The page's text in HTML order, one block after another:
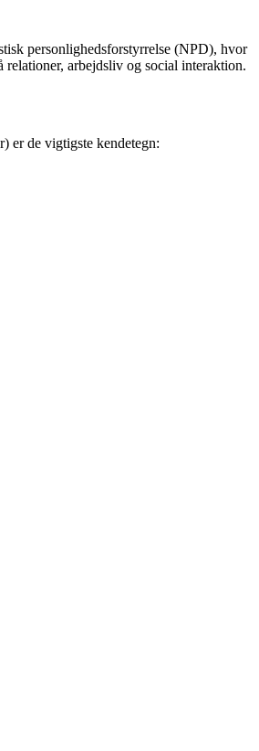
personlighedsforstyrrelse (NPD), hvor
relationer, arbejdsliv og social interaktion.
er de vigtigste kendetegn: